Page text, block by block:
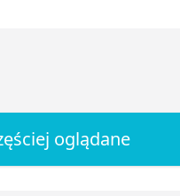
oglądane